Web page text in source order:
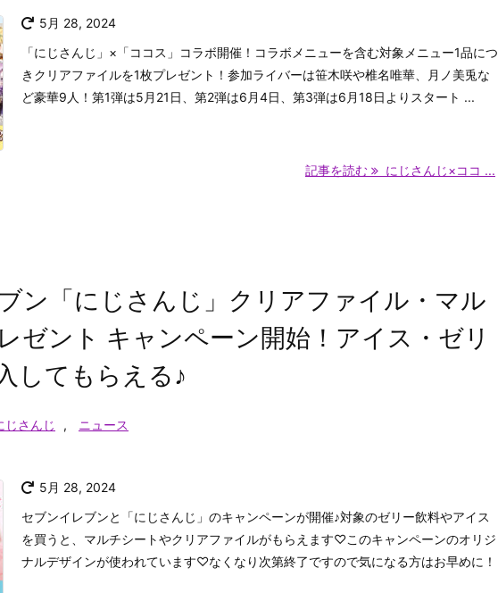
5月 28, 2024
「にじさんじ」×「ココス」コラボ開催！コラボメニューを含む対象メニュー1品につ
きクリアファイルを1枚プレゼント！参加ライバーは笹木咲や椎名唯華、月ノ美兎な
ど豪華9人！第1弾は5月21日、第2弾は6月4日、第3弾は6月18日よりスタート ...
記事を読む にじさんじ×ココ ...
ン「にじさんじ」クリアファイル・マル
ゼント キャンペーン開始！アイス・ゼリ
してもらえる♪
じさんじ , ニュース
5月 28, 2024
セブンイレブンと「にじさんじ」のキャンペーンが開催♪対象のゼリー飲料やアイス
を買うと、マルチシートやクリアファイルがもらえます♡このキャンペーンのオリジ
ナルデザインが使われています♡なくなり次第終了ですので気になる方はお早めに！